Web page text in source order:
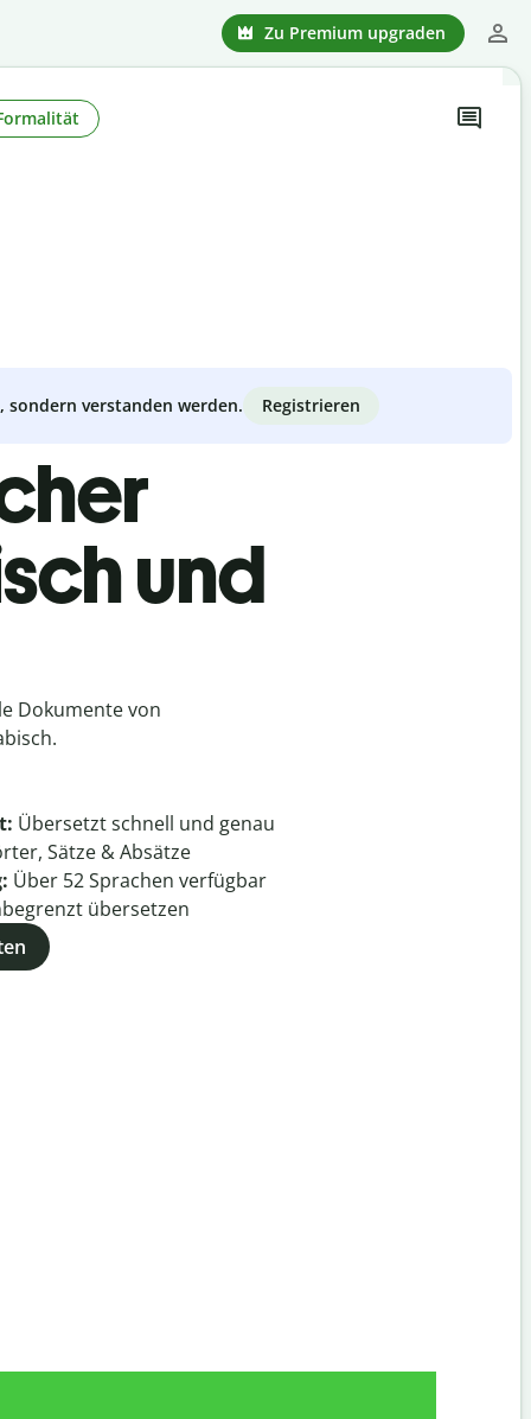
Zu Premium upgraden
verstanden werden. Registrieren
und
Dokumente von
Übersetzt schnell und genau
Sätze & Absätze
Über 52Sprachen verfügbar
übersetzen